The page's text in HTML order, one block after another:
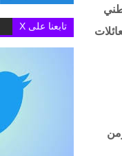
تابعنا على X